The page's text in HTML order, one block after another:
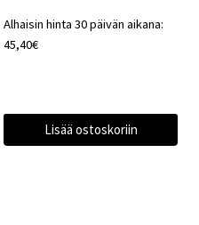
Alhaisin hinta 30 päivän aikana:
45,40€
Lisää ostoskoriin